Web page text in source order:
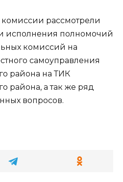
рассмотрели
исполнения полномочий
комиссий на
самоуправления
района на ТИК
района, а так же ряд
вопросов.